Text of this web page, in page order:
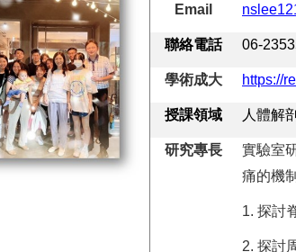
Email
聯絡電話 06-
學術成大 https://
授課領域 人體解
研究專長
實驗室
痛的機
1. 探討
2. 探討